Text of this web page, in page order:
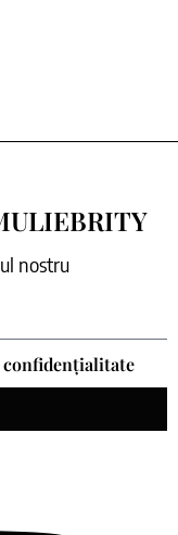
nostru
confidențialitate